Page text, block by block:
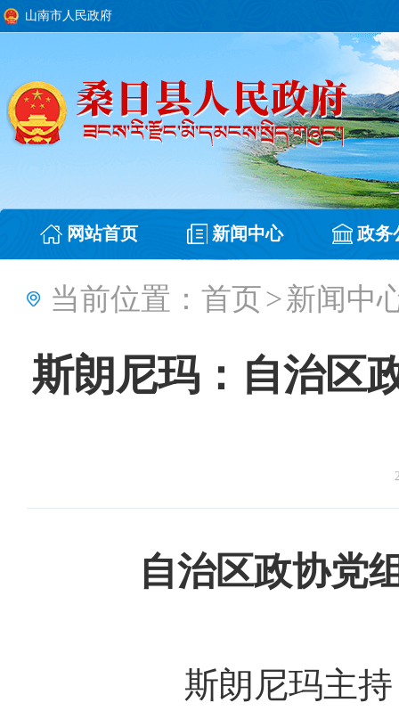
山南市人民政府
网站首页 新闻中心 政务
当前位置： 首页>新闻中
斯朗尼玛：自治区
自治区政协党
斯朗尼玛主